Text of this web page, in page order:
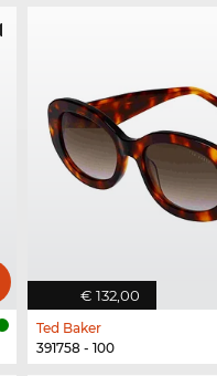
€ 132,00
Ted Baker
391758 - 100